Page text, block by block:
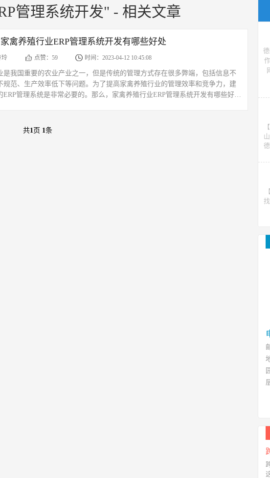
管理系统开发" - 相关文章
家禽养殖行业ERP管理系统开发有哪些好处
玲 点赞：59 时间：2023-04-12 10:45:08
是我国重要的农业产业之一，但是传统的管理方式存在很多弊端，包括信息不
规范、生产效率低下等问题。为了提高家禽养殖行业的管理效率和竞争力，建
ERP管理系统是非常必要的。那么，家禽养殖行业ERP管理系统开发有哪些好处
共1页 1条